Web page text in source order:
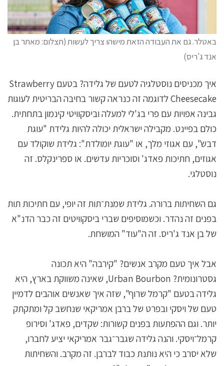
באטלר. גם את העבודה הזאת מישהו צריך לעשות (תצלום: מאתר בן
אנד ג'ריס)
איך מכניסים נוסטלגיה לטעם של גלידה? בטעם Strawberry
Cheesecake לדוגמה זה כנראה קשור בחיבה הבריטית לעוגות
גבינה אפויות עם פרי בג'לי למעלה וביסקוויטי קינמון בתחתית.
כולם בפיינט. מקבילה ישראלית יכולה להיות גלידת "עוגת
דבש", עם אגוזי מלך, או "עוגת יומולדת": גלידת שוקולד עם
אגוזים, חתיכות פאדג' וסוכריות עדשים. או ספרינקלס. זה
נוסטלגי.
גם השחיתות ברורה. גלידת שמנת־תות זה יופי, עם חתיכות תות
בפנים זה נהדר. וכשמוסיפים שברי ביסקוויטים זה כבר הדנ"א
של בן אנד ג'ריס. זה ה"עוד" המושחת.
אבל איך טעם מקרב אנשים? "קירבה" היא תכונה
גסטרונומית? Urban Bourbon, שאינה משווקת בארץ, היא
גלידה בטעם "קרמל שרוף", שזה איך שאנשים אוהבים לדמיין
טעם של ויסקי ובפרט של ברבן אמריקאי שנחשב קל ומתקתק
יותר. וגם ההפתעות בפנים קשורות: שקדים, פאדג' וסירופ
קרמל־ויסקי. והנה גלידה שגבר־גבר אמריקאי יציע לחברו,
שלא יסרב כי היא נותנת כבוד לברבן. זה מקרב. והשחיתות